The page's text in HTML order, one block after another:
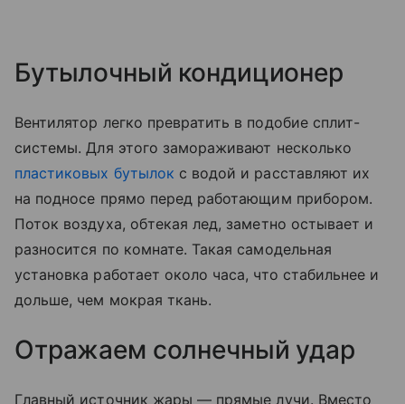
Бутылочный кондиционер
Вентилятор легко превратить в подобие сплит-
системы. Для этого замораживают несколько
пластиковых бутылок с водой и расставляют их
на подносе прямо перед работающим прибором.
Поток воздуха, обтекая лед, заметно остывает и
разносится по комнате. Такая самодельная
установка работает около часа, что стабильнее и
дольше, чем мокрая ткань.
Отражаем солнечный удар
Главный источник жары — прямые лучи. Вместо